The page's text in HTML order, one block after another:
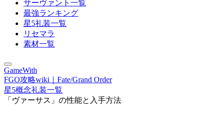
サーヴァント一覧
最強ランキング
星5礼装一覧
リセマラ
素材一覧
GameWith
FGO攻略wiki｜Fate/Grand Order
星5概念礼装一覧
「ヴァーサス」の性能と入手方法